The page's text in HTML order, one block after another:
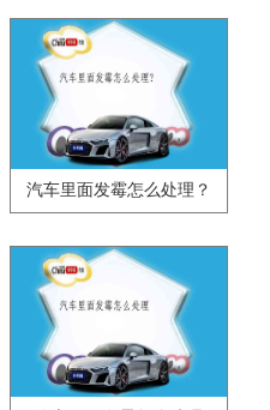
汽车里面发霉怎么处理？